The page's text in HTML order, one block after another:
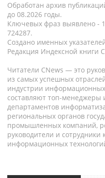
Обработан архив
до 08.2026 годы.
Ключевых фраз выявлено -
724287.
Создано именных
Редакция Индексной книги
Читатели CNews — это
из самых успешных
индустрии
составляют топ-менеджеры
департаментов
региональных органов
промышленных компаний,
руководители и
информационных